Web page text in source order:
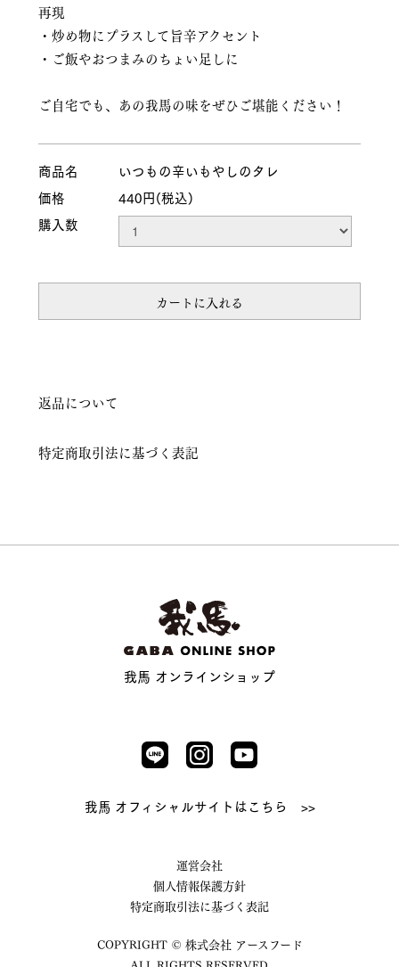
再現
・炒め物にプラスして旨辛アクセント
・ご飯やおつまみのちょい足しに
ご自宅でも、あの我馬の味をぜひご堪能ください！
商品名
いつもの辛いもやしのタレ
価格
440円(税込)
購入数
カートに入れる
返品について
特定商取引法に基づく表記
我馬 オンラインショップ
我馬 オフィシャルサイトはこちら >>
運営会社
個人情報保護方針
特定商取引法に基づく表記
COPYRIGHT © 株式会社 アースフード